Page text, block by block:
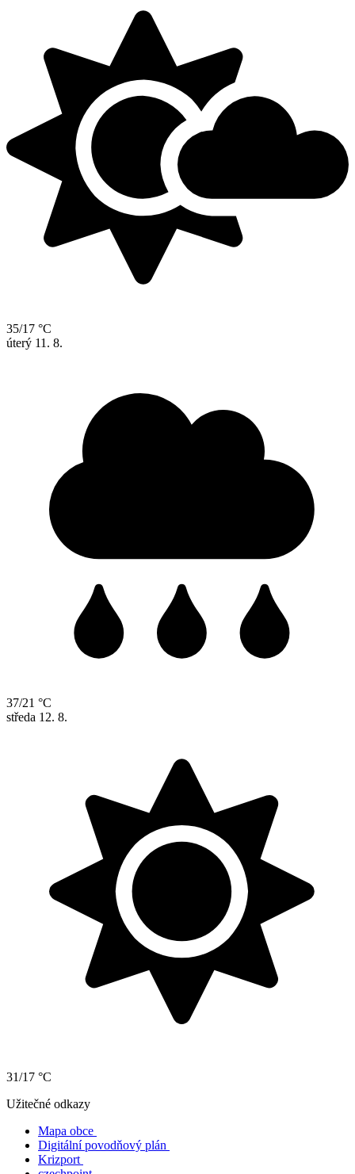
35/17 °C
úterý 11. 8.
37/21 °C
středa 12. 8.
31/17 °C
Užitečné odkazy
Mapa obce
Digitální povodňový plán
Krizport